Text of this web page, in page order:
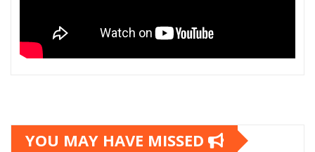
YOU MAY HAVE MISSED